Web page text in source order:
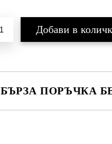
БЪРЗА ПОРЪЧКА